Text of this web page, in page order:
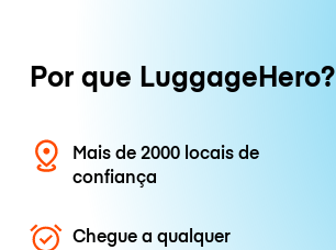
Por que LuggageHero?
Mais de 2000 locais de
confiança
Chegue a qualquer